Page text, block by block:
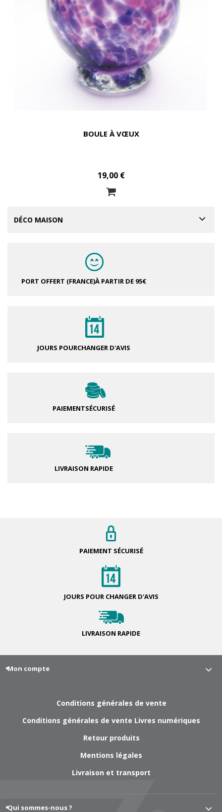
BOULE À VŒUX
19,00 €
DÉCO MAISON
PORT OFFERT (FRANCE)À PARTIR DE 95€
JOURS POURCHANGER D'AVIS
PAIEMENTSÉCURISÉ
LIVRAISON RAPIDE
PAIEMENT SÉCURISÉ
JOURS POUR CHANGER D'AVIS
LIVRAISON RAPIDE
Mon compte
Conditions générales de vente
Conditions générales de vente Livres numériques
Retour produits
Mentions légales
Livraison et transport
Qui sommes-nous ?